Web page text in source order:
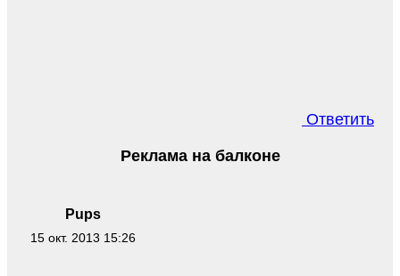
Ответить
Pups
15 окт. 2013 15:26
Реклама на балконе